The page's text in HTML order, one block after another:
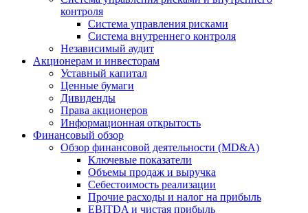
контроля
Система управления рисками
Система внутреннего контроля
Независимый аудит
Акционерам и инвесторам
Уставный капитал
Ценные бумаги
Дивиденды
Права акционеров
Информационная открытость
Финансовый обзор
Обзор финансовой деятельности (MD&A)
Ключевые показатели
Объемы продаж и выручка
Себестоимость реализации
Прочие расходы и налог на прибыль
EBITDA и чистая прибыль